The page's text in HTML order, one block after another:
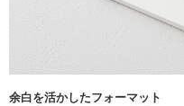
余白を活かしたフォーマット